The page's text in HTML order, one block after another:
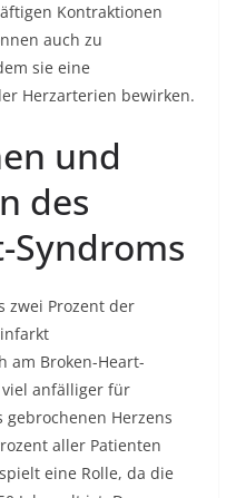
Kontraktionen
auch zu
sie eine
Herzarterien bewirken.
und
des
Syndroms
zwei Prozent der
am Broken-Heart-
anfälliger für
Herzens
aller Patienten
eine Rolle, da die